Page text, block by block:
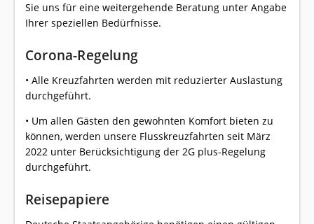
Sie uns für eine weitergehende Beratung unter Angabe
Ihrer speziellen Bedürfnisse.
Corona-Regelung
• Alle Kreuzfahrten werden mit reduzierter Auslastung
durchgeführt.
• Um allen Gästen den gewohnten Komfort bieten zu
können, werden unsere Flusskreuzfahrten seit März
2022 unter Berücksichtigung der 2G plus-Regelung
durchgeführt.
Reisepapiere